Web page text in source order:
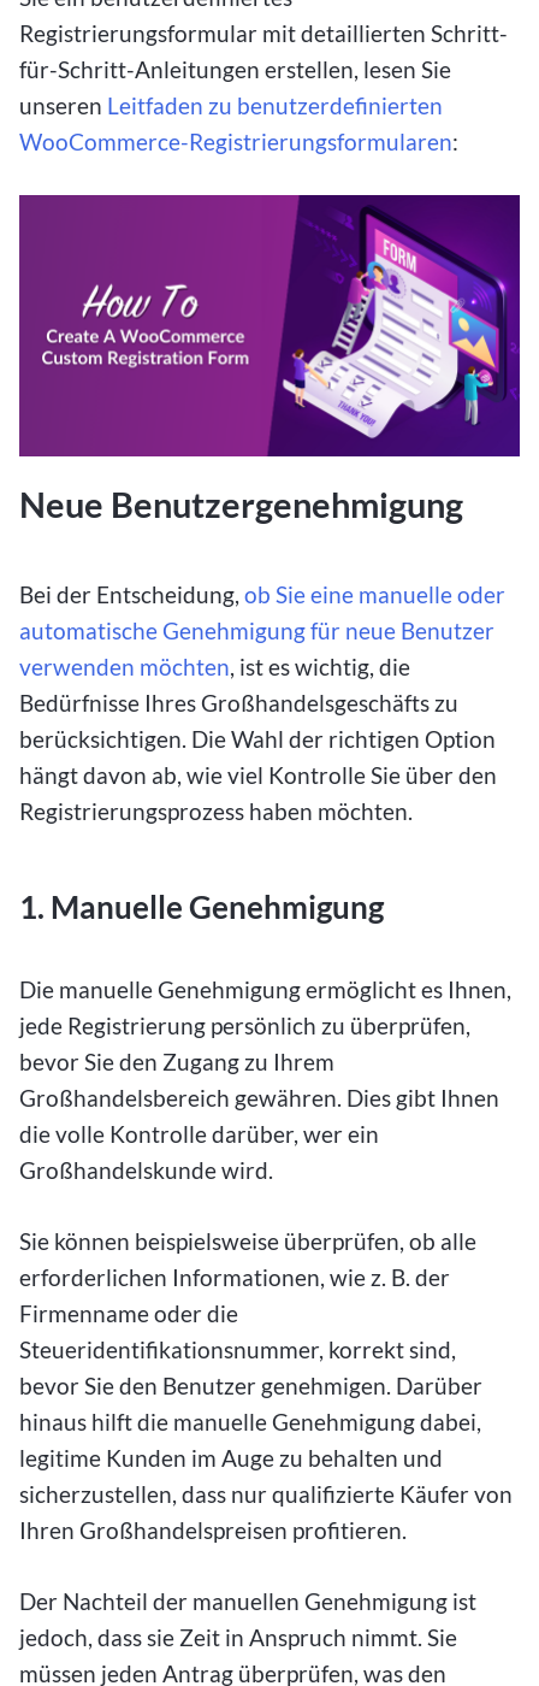
Registrierungsformular mit detaillierten Schritt-
für-Schritt-Anleitungen erstellen, lesen Sie
unseren Leitfaden zu benutzerdefinierten
WooCommerce-Registrierungsformularen:
Neue Benutzergenehmigung
Bei der Entscheidung, ob Sie eine manuelle oder
automatische Genehmigung für neue Benutzer
verwenden möchten , ist es wichtig, die
Bedürfnisse Ihres Großhandelsgeschäfts zu
berücksichtigen. Die Wahl der richtigen Option
hängt davon ab, wie viel Kontrolle Sie über den
Registrierungsprozess haben möchten.
1. Manuelle Genehmigung
Die manuelle Genehmigung ermöglicht es Ihnen,
jede Registrierung persönlich zu überprüfen,
bevor Sie den Zugang zu Ihrem
Großhandelsbereich gewähren. Dies gibt Ihnen
die volle Kontrolle darüber, wer ein
Großhandelskunde wird.
Sie können beispielsweise überprüfen, ob alle
erforderlichen Informationen, wie z. B. der
Firmenname oder die
Steueridentifikationsnummer, korrekt sind,
bevor Sie den Benutzer genehmigen. Darüber
hinaus hilft die manuelle Genehmigung dabei,
legitime Kunden im Auge zu behalten und
sicherzustellen, dass nur qualifizierte Käufer von
Ihren Großhandelspreisen profitieren.
Der Nachteil der manuellen Genehmigung ist
jedoch, dass sie Zeit in Anspruch nimmt. Sie
müssen jeden Antrag überprüfen, was den